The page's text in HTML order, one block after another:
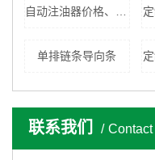
单排链条导向条
联系我们